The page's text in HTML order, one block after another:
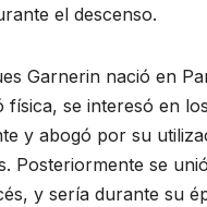
el descenso.
Garnerin nació en
física, se interesó en
y abogó por su
Posteriormente se
y sería durante su